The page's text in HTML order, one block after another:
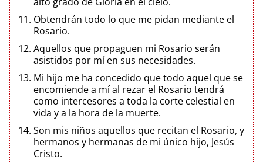
Obtendrán todo lo que me pidan mediante el
Rosario.
Aquellos que propaguen mi Rosario serán
asistidos por mí en sus necesidades.
Mi hijo me ha concedido que todo aquel que se
encomiende a mí al rezar el Rosario tendrá
como intercesores a toda la corte celestial en
vida y a la hora de la muerte.
Son mis niños aquellos que recitan el Rosario, y
hermanos y hermanas de mi único hijo, Jesús
Cristo.